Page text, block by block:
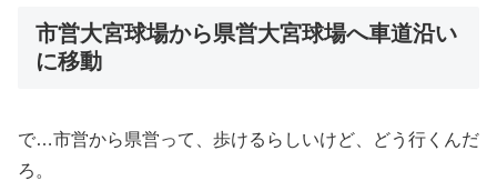
市営大宮球場から県営大宮球場へ車道沿い
に移動
で…市営から県営って、歩けるらしいけど、どう行くんだ
ろ。